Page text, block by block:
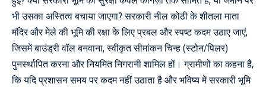
भी उसका अस्तित्व बचाया जाएगा? सरकारी नील कोठी के शीतला माता
मंदिर और मेले की भूमि की रक्षा के लिए प्रबल और स्पष्ट कदम उठाए जाएं,
जिसमें बाउंड्री वॉल बनवाना, स्वीकृत सीमांकन चिन्ह (स्टोन/पिलर)
पुनर्स्थापित करना और नियमित निगरानी शामिल हों। ग्रामीणों का कहना है,
कि यदि प्रशासन समय पर कदम नहीं उठाता है और भविष्य में सरकारी भूमि